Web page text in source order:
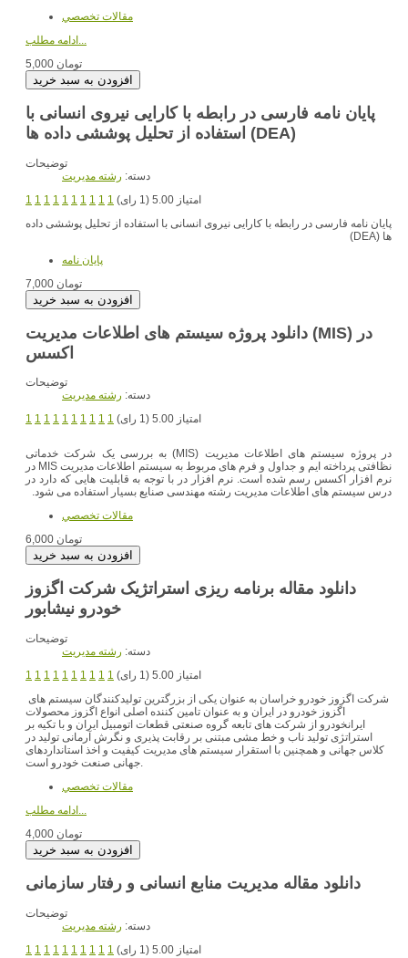
مقالات تخصصي
5,000 تومان
پایان نامه فارسی در رابطه با کارایی نیروی انسانی با
استفاده از تحلیل پوششی داده ها (DEA)
توضیحات
دسته: رشته مديريت
1 1 1 1 1 1 1 1 1 1
امتیاز 5.00 (1 رای)
پایان نامه فارسی در رابطه با کارایی نیروی انسانی با استفاده از تحلیل پوششی داده
ها (DEA)
پایان نامه
7,000 تومان
دانلود پروژه سیستم های اطلاعات مدیریت (MIS) در
اکسس
توضیحات
دسته: رشته مديريت
1 1 1 1 1 1 1 1 1 1 امتیاز 5.00 (1 رای)
در پروژه سیستم های اطلاعات مدیریت (MIS) به بررسی یک شرکت خدماتی
نظافتی پرداخته ایم و جداول و فرم های مربوط به سیستم اطلاعات مدیریت MIS در
نرم افزار اکسس رسم شده است. نرم افزار در با توجه به قابلیت هایی که دارد در
درس سیستم های اطلاعات مدیریت رشته مهندسی صنایع بسیار استفاده می شود.
مقالات تخصصي
6,000 تومان
دانلود مقاله برنامه ریزی استراتژیک شرکت اگزوز
خودرو نیشابور
توضیحات
دسته: رشته مديريت
1 1 1 1 1 1 1 1 1 1
امتیاز 5.00 (1 رای)
شرکت اگزوز خودرو خراسان به عنوان یکی از بزرگترین تولیدکنندگان سیستم های
اگزوز خودرو در ایران و به عنوان تامین کننده اصلی انواع اگزوز محصولات
ایرانخودرو از شرکت های تابعه گروه صنعتی قطعات اتومبیل ایران و با تکیه بر
استراتژی تولید ناب و خط مشی مبتنی بر رقابت پذیری و نگرش آرمانی تولید در
کلاس جهانی و همچنین با استقرار سیستم های مدیریت کیفیت و اخذ استانداردهای
جهانی صنعت خودرو است.
مقالات تخصصي
ادامه مطلب...
4,000 تومان
دانلود مقاله مدیریت منابع انسانی و رفتار سازمانی
توضیحات
دسته: رشته مديريت
1 1 1 1 1 1 1 1 1 1
امتیاز 5.00 (1 رای)